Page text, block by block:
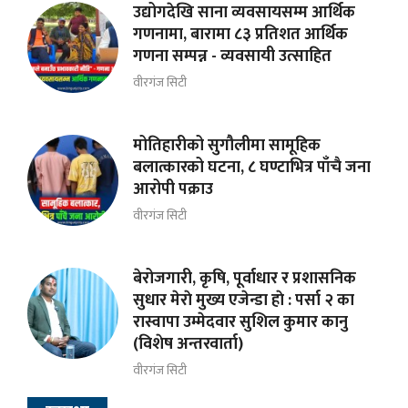
उद्योगदेखि साना व्यवसायसम्म आर्थिक
गणनामा, बारामा ८३ प्रतिशत आर्थिक
गणना सम्पन्न - व्यवसायी उत्साहित
वीरगंज सिटी
मोतिहारीको सुगौलीमा सामूहिक
बलात्कारको घटना, ८ घण्टाभित्र पाँचै जना
आरोपी पक्राउ
वीरगंज सिटी
बेरोजगारी, कृषि, पूर्वाधार र प्रशासनिक
सुधार मेराे मुख्य एजेन्डा हाे : पर्सा २ का
रास्वापा उम्मेदवार सुशिल कुमार कानु
(विशेष अन्तरवार्ता)
वीरगंज सिटी